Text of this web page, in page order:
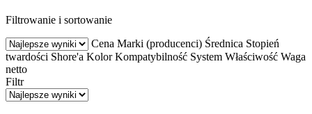
Filtrowanie i sortowanie
Cena Marki (producenci) Średnica Stopień
twardości Shore'a Kolor Kompatybilność System Właściwość Waga
netto
Filtr